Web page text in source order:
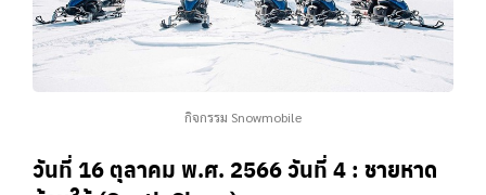
กิจกรรม Snowmobile
วันที่ 16 ตุลาคม พ.ศ. 2566 วันที่ 4 : ชายหาด